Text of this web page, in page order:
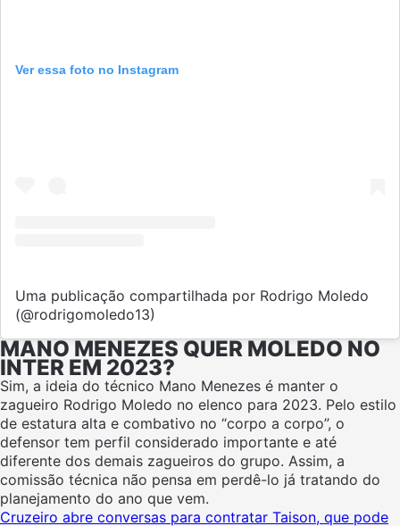
Ver essa foto no Instagram
Uma publicação compartilhada por Rodrigo Moledo
(@rodrigomoledo13)
MANO MENEZES QUER MOLEDO NO
INTER EM 2023?
Sim, a ideia do técnico Mano Menezes é manter o
zagueiro Rodrigo Moledo no elenco para 2023. Pelo estilo
de estatura alta e combativo no “corpo a corpo”, o
defensor tem perfil considerado importante e até
diferente dos demais zagueiros do grupo. Assim, a
comissão técnica não pensa em perdê-lo já tratando do
planejamento do ano que vem.
Cruzeiro abre conversas para contratar Taison, que pode